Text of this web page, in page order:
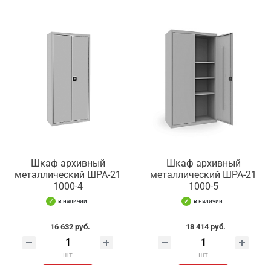
Шкаф архивный
металлический ШРА-21
1000-4
в наличии
16 632 руб.
шт
Шкаф архивный
металлический ШРА-21
1000-5
в наличии
18 414 руб.
шт